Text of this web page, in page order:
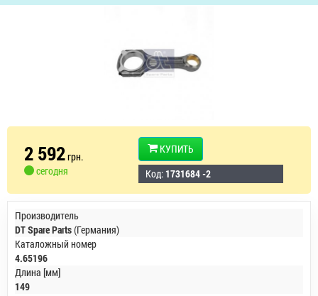
2 592грн.
сегодня
КУПИТЬ
Код: 1731684 -2
Производитель
DT Spare Parts(Германия)
Каталожный номер
4.65196
Длина [мм]
149